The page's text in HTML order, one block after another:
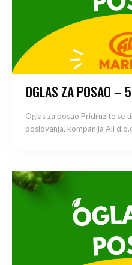
OGLAS ZA POSAO
Oglas za posao Pridružite se
poslovanja, kompanija Ali